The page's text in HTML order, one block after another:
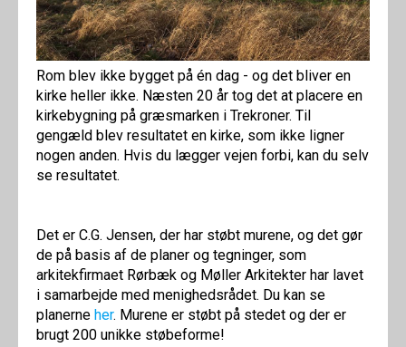
Rom blev ikke bygget på én dag - og det bliver en
kirke heller ikke. Næsten 20 år tog det at placere en
kirkebygning på græsmarken i Trekroner. Til
gengæld blev resultatet en kirke, som ikke ligner
nogen anden. Hvis du lægger vejen forbi, kan du selv
se resultatet.
Det er C.G. Jensen, der har støbt murene, og det gør
de på basis af de planer og tegninger, som
arkitekfirmaet Rørbæk og Møller Arkitekter har lavet
i samarbejde med menighedsrådet. Du kan se
planerne her. Murene er støbt på stedet og der er
brugt 200 unikke støbeforme!